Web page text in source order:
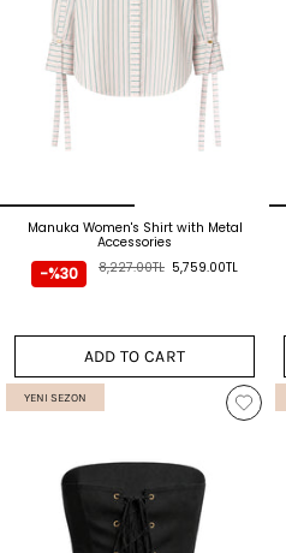
Manuka Women's Shirt with Metal
Accessories
5,759.00TL
8,227.00TL
-%30
ADD TO CART
YENI SEZON